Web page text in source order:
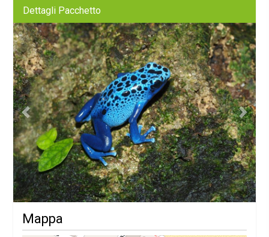
Dettagli Pacchetto
Previous Next
Mappa